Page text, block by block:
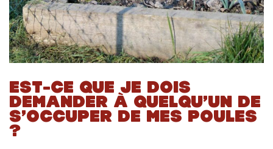
EST-CE QUE JE DOIS
DEMANDER À QUELQU’UN DE
S’OCCUPER DE MES POULES
?